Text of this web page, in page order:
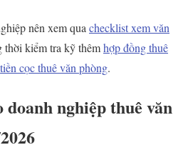
nên xem qua checklist xem văn
thời kiểm tra kỹ thêmhợp đồng thuê
tiền cọc thuê văn phòng.
nghiệp thuê văn